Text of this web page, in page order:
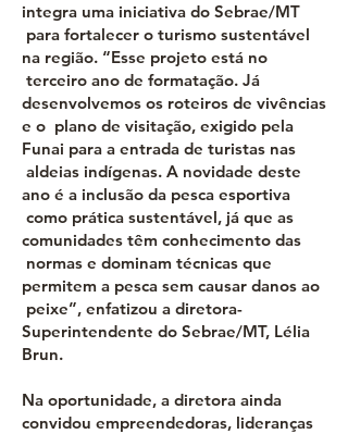
integra uma iniciativa do Sebrae/MT
para fortalecer o turismo sustentável
na região. “Esse projeto está no
terceiro ano de formatação. Já
desenvolvemos os roteiros de vivências
e o plano de visitação, exigido pela
Funai para a entrada de turistas nas
aldeias indígenas. A novidade deste
ano é a inclusão da pesca esportiva
como prática sustentável, já que as
comunidades têm conhecimento das
normas e dominam técnicas que
permitem a pesca sem causar danos ao
peixe”, enfatizou a diretora-
Superintendente do Sebrae/MT, Lélia
Brun.
Na oportunidade, a diretora ainda
convidou empreendedoras, lideranças